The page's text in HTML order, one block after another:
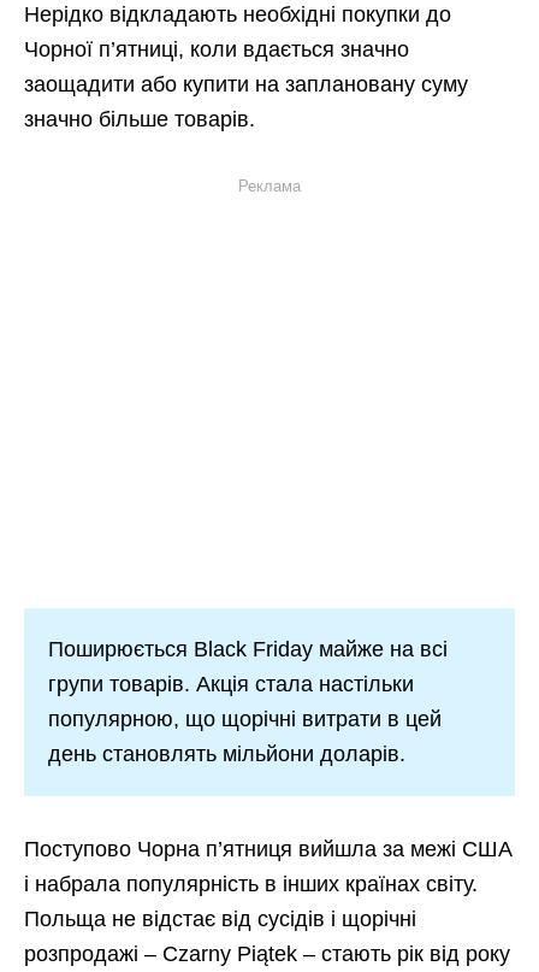
Нерідко відкладають необхідні покупки до
Чорної п’ятниці, коли вдається значно
заощадити або купити на заплановану суму
значно більше товарів.
Реклама
Поширюється Black Friday майже на всі
групи товарів. Акція стала настільки
популярною, що щорічні витрати в цей
день становлять мільйони доларів.
Поступово Чорна п’ятниця вийшла за межі США
і набрала популярність в інших країнах світу.
Польща не відстає від сусідів і щорічні
розпродажі – Czarny Piątek – стають рік від року